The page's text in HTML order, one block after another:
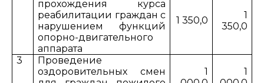
прохождения курса
реабилитации граждан с
нарушением функций
опорно-двигательного
аппарата
1 350,0
1
350,0
3
Проведение
оздоровительных смен
1
1